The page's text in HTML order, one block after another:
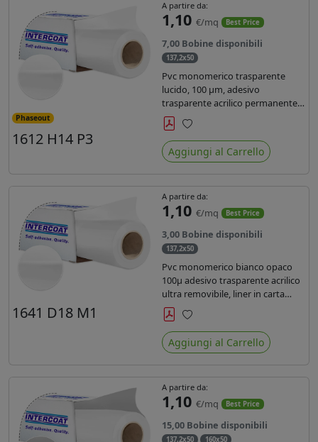
Phaseout
1612 H14 P3
A partire da:
1,10 €/mq Best Price
7,00 Bobine disponibili
137,2x50
Pvc monomerico trasparente
lucido, 100 µm, adesivo
trasparente acrilico permanente
durata 3 anni, liner in carta kraft
monosiliconata da 135 gr, REACH
compliant per stampa con
inchiostri solvente ecosolvente uv
Preferiti
Aggiungi al Carrello
1641 D18 M1
A partire da:
1,10 €/mq Best Price
3,00 Bobine disponibili
137,2x50
Pvc monomerico bianco opaco
100µ adesivo trasparente acrilico
ultra removibile, liner in carta
kraft da 140gr/mq. Durata 3 anni.
Dotato di certificato FR B1 e
conforme alla normativa REACH.
Preferiti
Aggiungi al Carrello
A partire da:
1,10 €/mq Best Price
15,00 Bobine disponibili
137,2x50 160x50